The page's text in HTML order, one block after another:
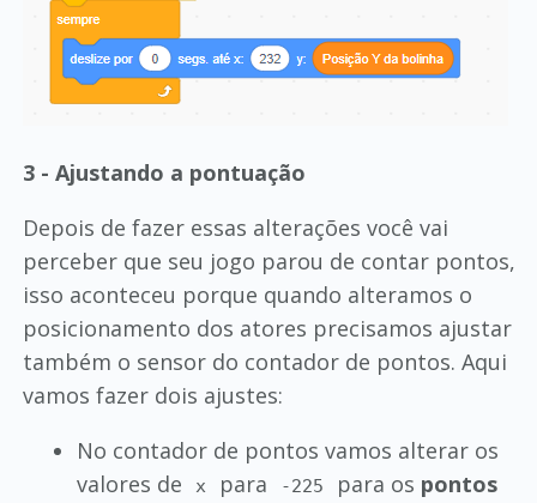
3 - Ajustando a pontuação
Depois de fazer essas alterações você vai
perceber que seu jogo parou de contar pontos,
isso aconteceu porque quando alteramos o
posicionamento dos atores precisamos ajustar
também o sensor do contador de pontos. Aqui
vamos fazer dois ajustes:
No contador de pontos vamos alterar os
valores de
x para -225 para os pontos